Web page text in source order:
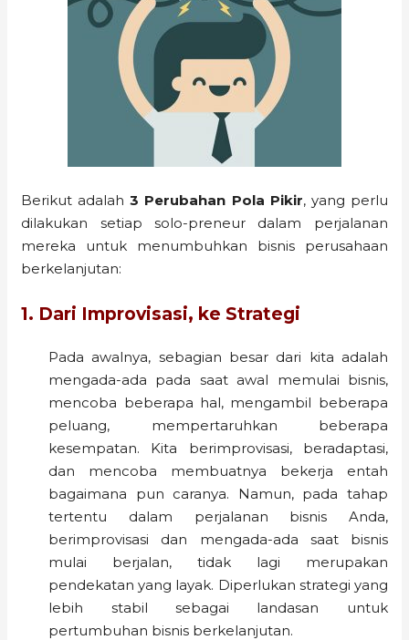
Berikut adalah3 Perubahan Pola Pikir, yang perlu
dilakukan setiap solo-preneur dalam perjalanan
mereka untuk menumbuhkan bisnis perusahaan
berkelanjutan:
1. Dari Improvisasi, ke Strategi
Pada awalnya, sebagian besar dari kita adalah
mengada-ada pada saat awal memulai bisnis,
mencoba beberapa hal, mengambil beberapa
peluang, mempertaruhkan beberapa
kesempatan. Kita berimprovisasi, beradaptasi,
dan mencoba membuatnya bekerja entah
bagaimana pun caranya. Namun, pada tahap
tertentu dalam perjalanan bisnis Anda,
berimprovisasi dan mengada-ada saat bisnis
mulai berjalan, tidak lagi merupakan
pendekatan yang layak. Diperlukan strategi yang
lebih stabil sebagai landasan untuk
pertumbuhan bisnis berkelanjutan.